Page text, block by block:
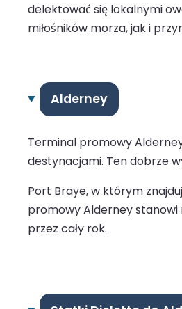
delektować się lokalnymi
miłośników morza, jak i
Alderney
Terminal promowy
destynacjami. Ten dobrze
Port Braye, w którym
promowy Alderney stanowi
przez cały rok.